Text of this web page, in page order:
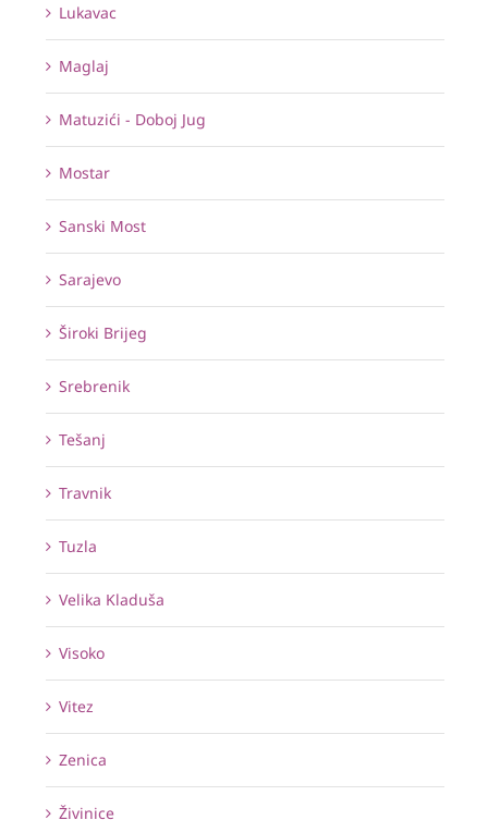
Lukavac
Maglaj
Matuzići - Doboj Jug
Mostar
Sanski Most
Sarajevo
Široki Brijeg
Srebrenik
Tešanj
Travnik
Tuzla
Velika Kladuša
Visoko
Vitez
Zenica
Živinice